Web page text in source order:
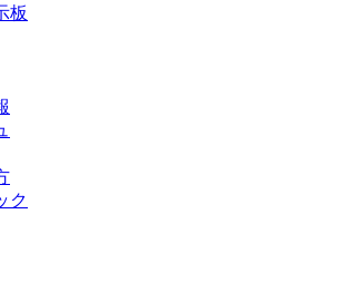
板
ク